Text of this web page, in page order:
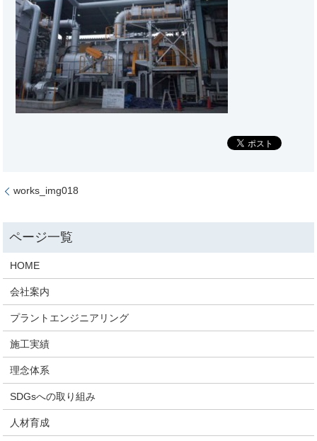
works_img018
HOME
会社案内
プラントエンジニアリング
施工実績
理念体系
SDGsへの取り組み
人材育成